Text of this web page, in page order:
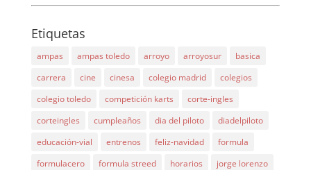
Etiquetas
ampas ampas toledo arroyo arroyosur
basica
carrera
cine cinesa colegio madrid
colegios
colegio toledo
competición karts
corte-ingles
corteingles
cumpleaños dia del piloto
diadelpiloto
educación-vial
entrenos feliz-navidad
formula
formulacero
formula streed horarios
jorge lorenzo